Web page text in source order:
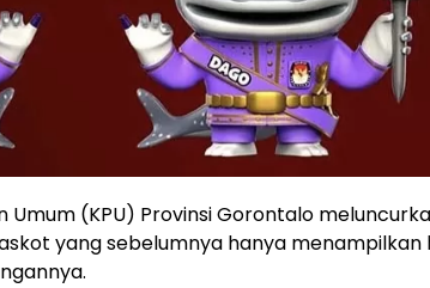
Umum (KPU) Provinsi Gorontalo
yang sebelumnya hanya menampilkan